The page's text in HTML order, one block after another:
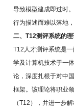
导致模型建成即过时
行为描述而难以落地
二、T12测评系统的
T12人才测评系统是
学及计算机技术于一
论，深度扎根于对中
框架。该理论将职业
（T12），并进一步